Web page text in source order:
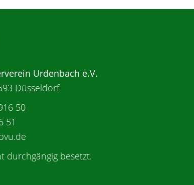
Urdenbach e.V.
Düsseldorf
50
51
durchgängig besetzt.